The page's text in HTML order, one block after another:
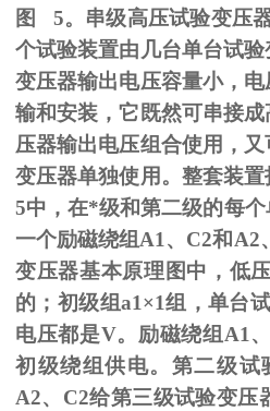
图 5。串级高压试验变压
个试验装置由几台单台试
变压器输出电压容量小，
输和安装，它既然可串接
压器输出电压组合使用，
变压器单独使用。整套装
5中，在*级和第二级的每
一个励磁绕组 A1 、 C2和 A2、
变压器基本原理图中，低
的；初级组a1×1组，单台
电压都是V。励磁绕组 A1 、
初级绕组供电。第二级试
A2、C2给第三级试验变压